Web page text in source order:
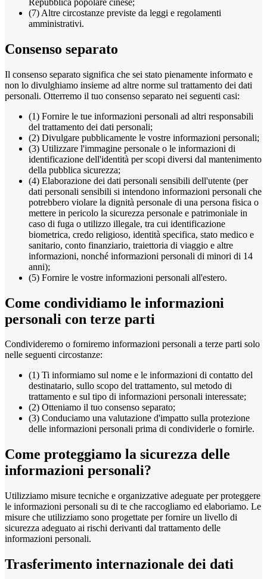
(7) Altre circostanze previste da leggi e regolamenti
amministrativi.
Consenso separato
Il consenso separato significa che sei stato pienamente informato e
non lo divulghiamo insieme ad altre norme sul trattamento dei dati
personali. Otterremo il tuo consenso separato nei seguenti casi:
(1) Fornire le tue informazioni personali ad altri responsabili
del trattamento dei dati personali;
(2) Divulgare pubblicamente le vostre informazioni personali;
(3) Utilizzare l'immagine personale o le informazioni di
identificazione dell'identità per scopi diversi dal mantenimento
della pubblica sicurezza;
(4) Elaborazione dei dati personali sensibili dell'utente (per
dati personali sensibili si intendono informazioni personali che
potrebbero violare la dignità personale di una persona fisica o
mettere in pericolo la sicurezza personale e patrimoniale in
caso di fuga o utilizzo illegale, tra cui identificazione
biometrica, credo religioso, identità specifica, stato medico e
sanitario, conto finanziario, traiettoria di viaggio e altre
informazioni, nonché informazioni personali di minori di 14
anni);
(5) Fornire le vostre informazioni personali all'estero.
Come condividiamo le informazioni
personali con terze parti
Condivideremo o forniremo informazioni personali a terze parti solo
nelle seguenti circostanze:
(1) Ti informiamo sul nome e le informazioni di contatto del
destinatario, sullo scopo del trattamento, sul metodo di
trattamento e sul tipo di informazioni personali interessate;
(2) Otteniamo il tuo consenso separato;
(3) Conduciamo una valutazione d'impatto sulla protezione
delle informazioni personali prima di condividerle o fornirle.
Come proteggiamo la sicurezza delle
informazioni personali?
Utilizziamo misure tecniche e organizzative adeguate per proteggere
le informazioni personali su di te che raccogliamo ed elaboriamo. Le
misure che utilizziamo sono progettate per fornire un livello di
sicurezza adeguato ai rischi derivanti dal trattamento delle
informazioni personali.
Trasferimento internazionale dei dati